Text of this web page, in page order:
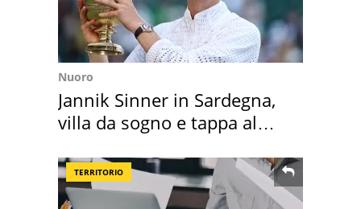
Nuoro
Jannik Sinner in Sardegna,
villa da sogno e tappa al
TERRITORIO